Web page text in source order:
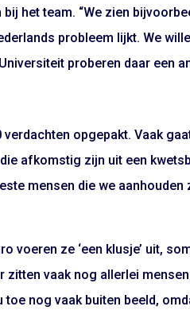
het team. “We zien
probleem lijkt. We
proberen daar een
opgepakt. Vaak
afkomstig zijn uit een
mensen die we
voeren ze ‘een klusje’ uit,
zitten vaak nog allerlei
nog vaak buiten beeld,